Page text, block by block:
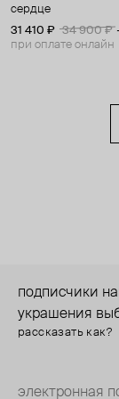
сердце
31 410 ₽
34 900 ₽
при оплате онлайн
подписчики
украшения
рассказать как?